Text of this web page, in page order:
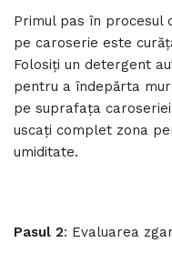
Primul pas în procesul
pe caroserie este
Folosiți un detergent
pentru a îndepărta
pe suprafața
uscați complet zona
umiditate.
Pasul 2: Evaluarea